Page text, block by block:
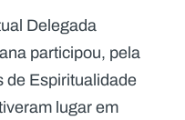
Delegada
participou, pela
de Espiritualidade
lugar em